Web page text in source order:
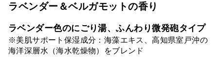
ラベンダー＆ベルガモットの香り
ラベンダー色のにごり湯、ふんわり微発砲タイプ
※美肌サポート保湿成分：海藻エキス、高知県室戸沖の
海洋深層水（海水乾燥物）をブレンド